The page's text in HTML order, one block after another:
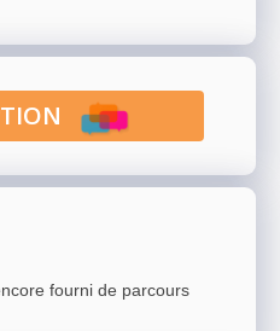
fourni de parcours